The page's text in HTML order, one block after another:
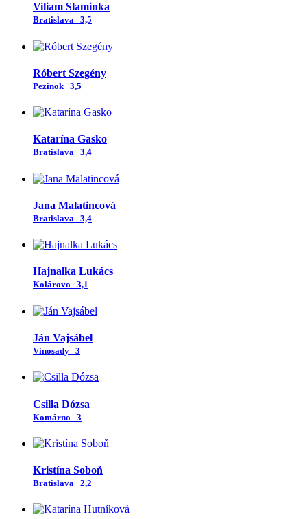
Viliam Slaminka
Bratislava 3,5
Róbert Szegény
Pezinok 3,5
Katarína Gasko
Bratislava 3,4
Jana Malatincová
Bratislava 3,4
Hajnalka Lukács
Kolárovo 3,1
Ján Vajsábel
Vinosady 3
Csilla Dózsa
Komárno 3
Kristína Soboň
Bratislava 2,2